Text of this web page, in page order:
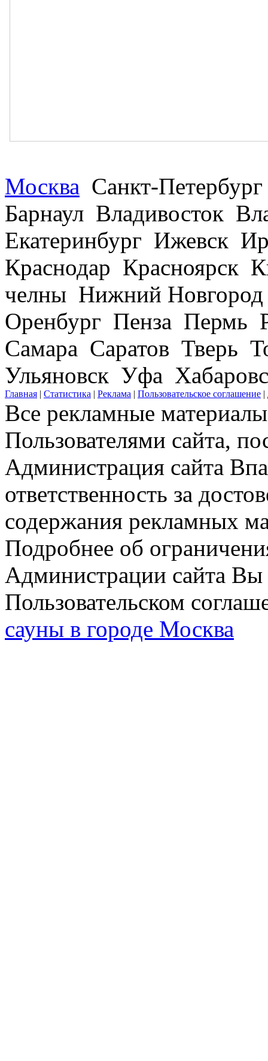
Москва Санкт-
Барнаул Владивосток
Екатеринбург Ижевск
Краснодар Красноярск
челны Нижний
Оренбург Пенза Пермь
Самара Саратов Тверь
Ульяновск Уфа
Главная | Статистика | Реклама | Пользовательское соглашение |
Все рекламные
Пользователями сайта,
Администрация сайта
ответственность за
содержания рекламных
Подробнее об
Администрации сайта Вы
Пользовательском
сауны в городе Москва